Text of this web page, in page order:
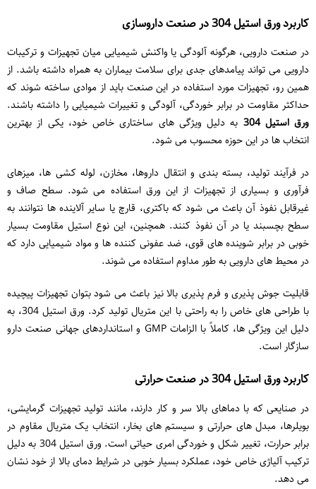
کاربرد ورق استیل 304 در صنعت داروسازی
در صنعت دارویی، هرگونه آلودگی یا واکنش شیمیایی میان تجهیزات و ترکیبات
دارویی می ‌تواند پیامدهای جدی برای سلامت بیماران به همراه داشته باشد. از
همین ‌رو، تجهیزات مورد استفاده در این صنعت باید از موادی ساخته شوند که
حداکثر مقاومت در برابر خوردگی، آلودگی و تغییرات شیمیایی را داشته باشند.
ورق استیل 304
به دلیل ویژگی ‌های ساختاری خاص خود، یکی از بهترین
انتخاب ‌ها در این حوزه محسوب می ‌شود.
در فرآیند تولید، بسته ‌بندی و انتقال داروها، مخازن، لوله‌ کشی‌ ها، میزهای
فرآوری و بسیاری از تجهیزات از این ورق استفاده می ‌شود. سطح صاف و
غیرقابل نفوذ آن باعث می ‌شود که باکتری، قارچ یا سایر آلاینده‌ ها نتوانند به
سطح بچسبند یا در آن نفوذ کنند. همچنین، این نوع استیل مقاومت بسیار
خوبی در برابر شوینده‌ های قوی، ضد عفونی ‌کننده ‌ها و مواد شیمیایی دارد که
در محیط‌ های دارویی به طور مداوم استفاده می ‌شوند.
قابلیت جوش ‌پذیری و فرم ‌پذیری بالا نیز باعث می‌ شود بتوان تجهیزات پیچیده
با طراحی ‌های خاص را به‌ راحتی با این متریال تولید کرد. ورق استیل 304، به
دلیل این ویژگی‌ ها، کاملاً با الزامات GMP و استانداردهای جهانی صنعت دارو
سازگار است.
کاربرد ورق استیل 304 در صنعت حرارتی
در صنایعی که با دماهای بالا سر و کار دارند، مانند تولید تجهیزات گرمایشی،
بویلرها، مبدل ‌های حرارتی و سیستم ‌های بخار، انتخاب یک متریال مقاوم در
برابر حرارت، تغییر شکل و خوردگی امری حیاتی است. ورق استیل 304 به دلیل
ترکیب آلیاژی خاص خود، عملکرد بسیار خوبی در شرایط دمای بالا از خود نشان
می ‌دهد.